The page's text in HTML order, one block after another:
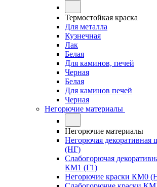
Термостойкая краска
Для металла
Кузнечная
Лак
Белая
Для каминов, печей
Черная
Белая
Для каминов печей
Черная
Негорючие материалы
Негорючие материалы
Негорючая
(НГ)
Слабогорючая
КМ1 (Г1)
Негорючие краски КМ0